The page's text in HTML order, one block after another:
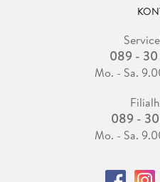
089 -
Mo. - Sa.
089 -
Mo. - Sa.